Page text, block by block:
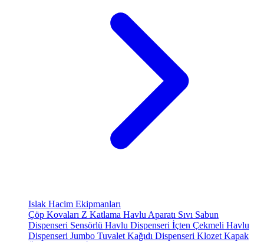
Islak Hacim Ekipmanları
Çöp Kovaları Z Katlama Havlu Aparatı Sıvı Sabun
Dispenseri Sensörlü Havlu Dispenseri İçten Çekmeli Havlu
Dispenseri Jumbo Tuvalet Kağıdı Dispenseri Klozet Kapak